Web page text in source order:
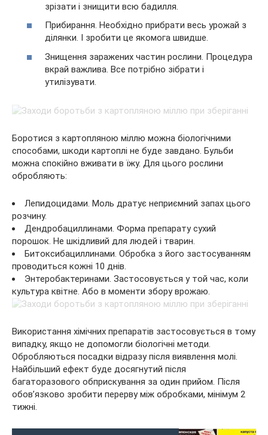
зрізати і знищити всю бадилля.
Прибирання. Необхідно прибрати весь урожай з
ділянки. І зробити це якомога швидше.
Знищення заражених частин рослини. Процедура
вкрай важлива. Все потрібно зібрати і
утилізувати.
Боротися з картопляною міллю можна біологічними
способами, шкоди картоплі не буде завдано. Бульби
можна спокійно вживати в їжу. Для цього рослини
обробляють:
Лепидоцидами. Моль дратує неприємний запах цього
розчину.
Дендробациллинами. Форма препарату сухий
порошок. Не шкідливий для людей і тварин.
Битоксибациллинами. Обробка з його застосуванням
проводиться кожні 10 днів.
Энтеробактеринами. Застосовується у той час, коли
культура квітне. Або в моменти збору врожаю.
Використання хімічних препаратів застосовується в тому
випадку, якщо не допомогли біологічні методи.
Обробляються посадки відразу після виявлення молі.
Найбільший ефект буде досягнутий після
багаторазового обприскування за один прийом. Після
обов’язково зробити перерву між обробками, мінімум 2
тижні.